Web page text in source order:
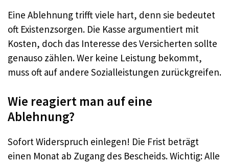
Eine Ablehnung trifft viele hart, denn sie bedeutet
oft Existenzsorgen. Die Kasse argumentiert mit
Kosten, doch das Interesse des Versicherten sollte
genauso zählen. Wer keine Leistung bekommt,
muss oft auf andere Sozialleistungen zurückgreifen.​
Wie reagiert man auf eine
Ablehnung?
Sofort Widerspruch einlegen! Die Frist beträgt
einen Monat ab Zugang des Bescheids. Wichtig: Alle